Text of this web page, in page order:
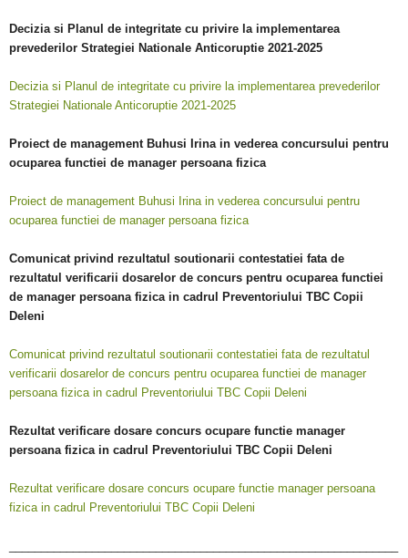
Decizia si Planul de integritate cu privire la implementarea
prevederilor Strategiei Nationale Anticoruptie 2021-2025
Decizia si Planul de integritate cu privire la implementarea prevederilor
Strategiei Nationale Anticoruptie 2021-2025
Proiect de management Buhusi Irina in vederea concursului pentru
ocuparea functiei de manager persoana fizica
Proiect de management Buhusi Irina in vederea concursului pentru
ocuparea functiei de manager persoana fizica
Comunicat privind rezultatul soutionarii contestatiei fata de
rezultatul verificarii dosarelor de concurs pentru ocuparea functiei
de manager persoana fizica in cadrul Preventoriului TBC Copii
Deleni
Comunicat privind rezultatul soutionarii contestatiei fata de rezultatul
verificarii dosarelor de concurs pentru ocuparea functiei de manager
persoana fizica in cadrul Preventoriului TBC Copii Deleni
Rezultat verificare dosare concurs ocupare functie manager
persoana fizica in cadrul Preventoriului TBC Copii Deleni
Rezultat verificare dosare concurs ocupare functie manager persoana
fizica in cadrul Preventoriului TBC Copii Deleni